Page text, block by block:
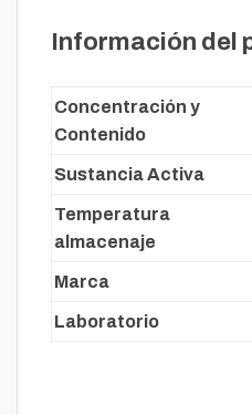
Información del
Concentración y
Contenido
Sustancia Activa
Temperatura
almacenaje
Marca
Laboratorio